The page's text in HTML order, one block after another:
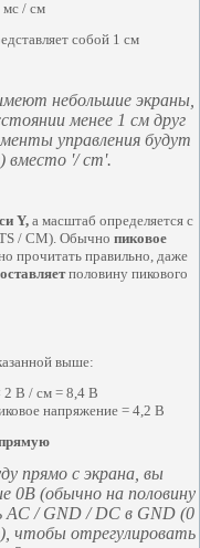
/ см
собой 1 см
небольшие экраны,
менее 1 см друг
управления будут
вместо '/ cm'.
Y,а масштаб определяется с
/ CM). Обычно пиковое
прочитать правильно, даже
половину пикового
выше:
2 В / см = 8,4 В
напряжение = 4,2 В
прямо с экрана, вы
0В (обычно на половину
AC / GND / DC в GND (0
чтобы отрегулировать